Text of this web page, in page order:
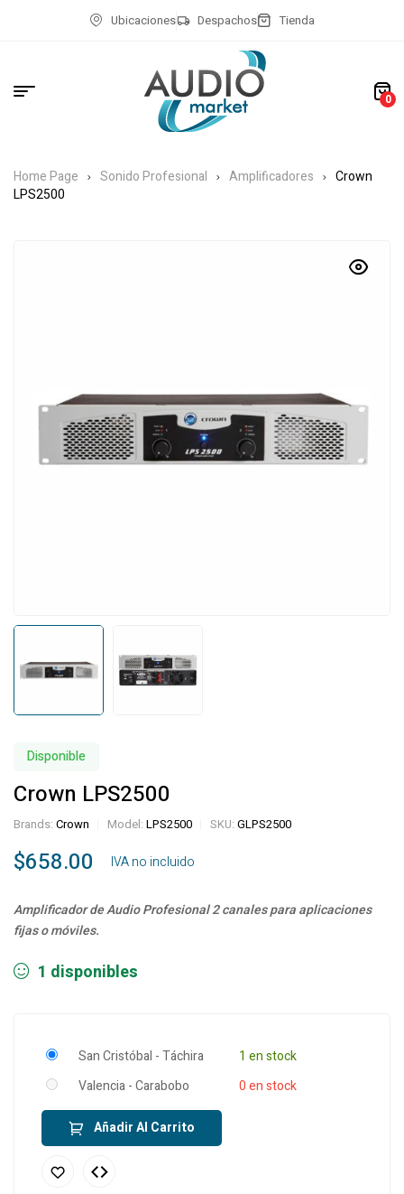
Ubicaciones Despachos Tienda
0
Home Page Sonido Profesional Amplificadores
Crown
LPS2500
Disponible
Crown LPS2500
Brands: Crown Model: LPS2500 SKU: GLPS2500
$658.00 ‎ ‎ ‎ IVA no incluido
Amplificador de Audio Profesional 2 canales para aplicaciones
fijas o móviles.
1 disponibles
San Cristóbal - Táchira
1 en stock
Valencia - Carabobo
0 en stock
Añadir Al Carrito